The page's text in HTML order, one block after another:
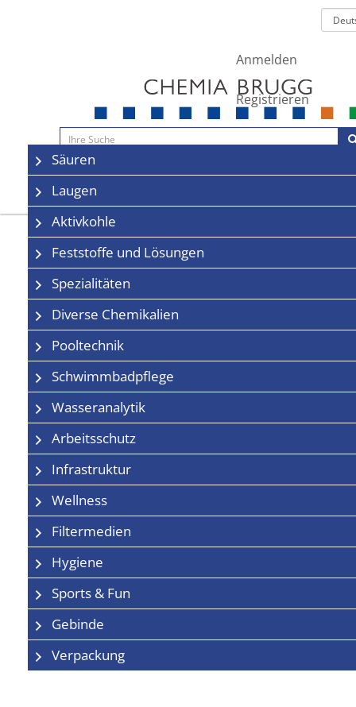
Anmelden
Registrieren
Navigation
Säuren
Laugen
Aktivkohle
Feststoffe und Lösungen
Spezialitäten
Diverse Chemikalien
Pooltechnik
Schwimmbadpflege
Wasseranalytik
Arbeitsschutz
Infrastruktur
Wellness
Filtermedien
Hygiene
Sports & Fun
Gebinde
Verpackung